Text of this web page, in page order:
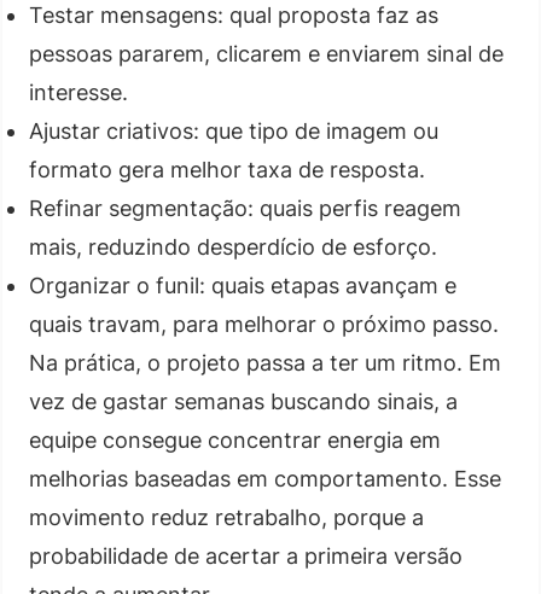
Testar mensagens: qual proposta faz as
pessoas pararem, clicarem e enviarem sinal de
interesse.
Ajustar criativos: que tipo de imagem ou
formato gera melhor taxa de resposta.
Refinar segmentação: quais perfis reagem
mais, reduzindo desperdício de esforço.
Organizar o funil: quais etapas avançam e
quais travam, para melhorar o próximo passo.
Na prática, o projeto passa a ter um ritmo. Em
vez de gastar semanas buscando sinais, a
equipe consegue concentrar energia em
melhorias baseadas em comportamento. Esse
movimento reduz retrabalho, porque a
probabilidade de acertar a primeira versão